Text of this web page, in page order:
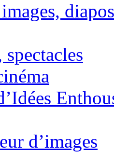
diapos
spectacles
d’images